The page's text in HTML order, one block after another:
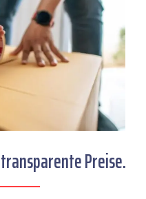
Preise.